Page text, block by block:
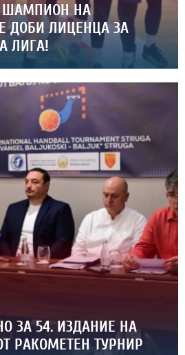
ШАМПИОН НА
ДОБИ ЛИЦЕНЦА ЗА
ЛИГА!
ЗА 54. ИЗДАНИЕ НА
РАКОМЕТЕН ТУРНИР